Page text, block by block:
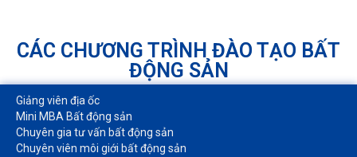
CÁC CHƯƠNG TRÌNH ĐÀO TẠO BẤT
ĐỘNG SẢN
Giảng viên địa ốc
Mini MBA Bất động sản
Chuyên gia tư vấn bất động sản
Chuyên viên môi giới bất động sản​